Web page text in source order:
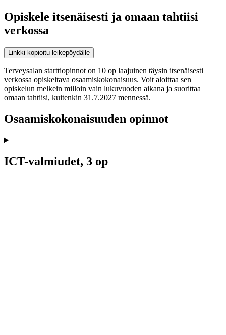
Opiskele itsenäisesti ja omaan tahtiisi
verkossa
Linkki kopioitu leikepöydälle
Terveysalan starttiopinnot on 10 op laajuinen täysin itsenäisesti
verkossa opiskeltava osaamiskokonaisuus. Voit aloittaa sen
opiskelun melkein milloin vain lukuvuoden aikana ja suorittaa
omaan tahtiisi, kuitenkin 31.7.2027 mennessä.
Osaamiskokonaisuuden opinnot
ICT-valmiudet, 3 op